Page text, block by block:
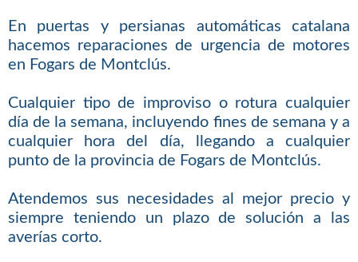
En puertas y persianas automáticas catalana
hacemos reparaciones de urgencia de motores
en Fogars de Montclús.
Cualquier tipo de improviso o rotura cualquier
día de la semana, incluyendo fines de semana y a
cualquier hora del día, llegando a cualquier
punto de la provincia de Fogars de Montclús.
Atendemos sus necesidades al mejor precio y
siempre teniendo un plazo de solución a las
averías corto.